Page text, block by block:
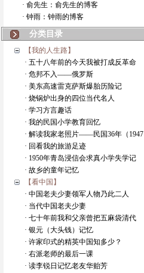
· 俞先生：俞先生的博客
· 钟雨：钟雨的博客
分类目录
【我的人生路】
· 五十八年前的今天我被打成反革命
· 危邦不入——俄罗斯
· 美东高速雷克萨斯爆胎历险记
· 烧锅炉出身的四位当代名人
· 学习方言趣话
· 我的民国小学教育回忆
· 解读我家老照片——民国36年（1947
· 回看我的旅游足迹
· 1950年青岛浸信会求真小学失学记
· 故乡的童年记忆
【看中国】
· 中国老夫少妻领军人物乃此二人
· 当代中国老夫少妻
· 七十年前我和父亲曾把五麻袋清代
· 银元（大头钱）记忆
· 许家印式的精英中国知多少？
· 右派老师的最后一课
· 读李锐日记忆老友华贻芳